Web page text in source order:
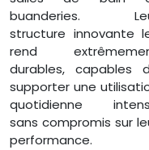
buanderies.
structure innovante
rend
durables, capables
supporter une
quotidienne
sans compromis sur
performance.